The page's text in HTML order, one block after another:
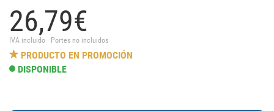
26,79€
IVA incluido · Portes no incluidos
PRODUCTO EN PROMOCIÓN
DISPONIBLE